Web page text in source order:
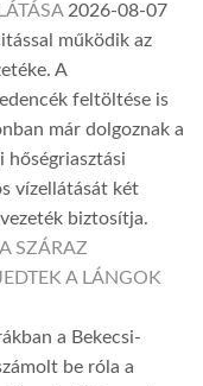
2026-08-07
működik az
A
feltöltése is
már dolgoznak a
hőségriasztási
vízellátását két
biztosítja.
SZÁRAZ
A LÁNGOK
a Bekecsi-
be róla a